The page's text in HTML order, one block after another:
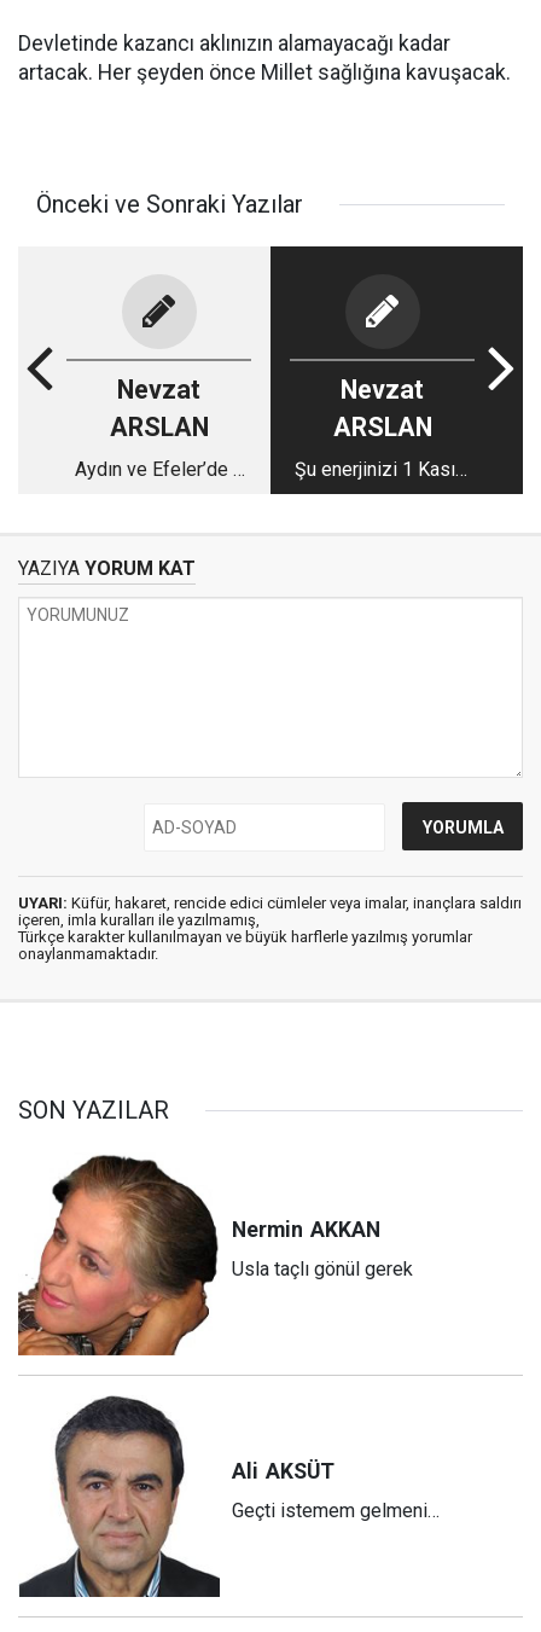
Devletinde kazancı aklınızın alamayacağı kadar
artacak. Her şeyden önce Millet sağlığına kavuşacak.
Önceki ve Sonraki Yazılar
Nevzat
ARSLAN
Aydın ve Efeler’de 1
Nevzat
ARSLAN
Şu enerjinizi 1 Kasım
Günü Harcasaydınız
YAZIYA YORUM KAT
UYARI: Küfür, hakaret, rencide edici cümleler veya imalar, inançlara saldırı
içeren, imla kuralları ile yazılmamış,
Türkçe karakter kullanılmayan ve büyük harflerle yazılmış yorumlar
onaylanmamaktadır.
SON YAZILAR
Nermin AKKAN
Usla taçlı gönül gerek
Ali AKSÜT
Geçti istemem gelmeni…